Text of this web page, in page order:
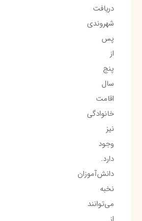
دریافت
شهروندی
پس
از
پنج
سال
اقامت
خانوادگی
نیز
وجود
دارد.
دانش‌آموزان
نخبه
می‌توانند